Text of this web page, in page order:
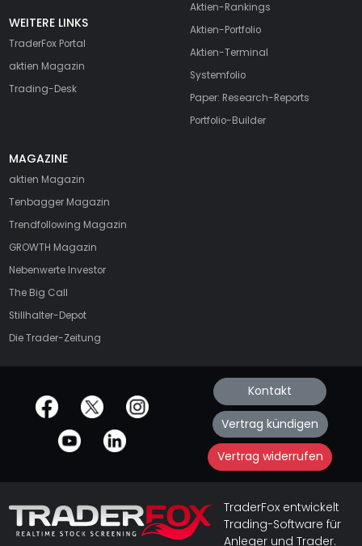
WEITERE LINKS
TraderFox Portal
aktien Magazin
Trading-Desk
Aktien-Rankings
Aktien-Portfolio
Aktien-Terminal
Systemfolio
Paper: Research-Reports
Portfolio-Builder
MAGAZINE
aktien Magazin
Tenbagger Magazin
Trendfollowing Magazin
GROWTH Magazin
Nebenwerte Investor
The Big Call
Stillhalter-Depot
Die Trader-Zeitung
offizielle Social Media-Accounts Kontakt
Vertrag kündigen
Vertrag widerrufen
TraderFox entwickelt
Trading-Software für
Anleger und Trader.